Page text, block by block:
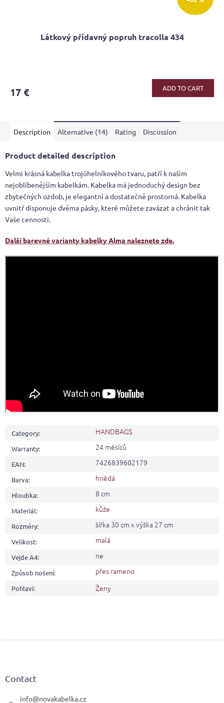
Látkový přídavný popruh tracolla 434
17 € ADD TO CART
Description Alternative (14) Rating Discussion
Product detailed description
Velmi krásná kabelka trojúhelníkového tvaru, patří k našim
nejoblíbenějším kabelkám. Kabelka má jednoduchý design bez
zbytečných ozdob, je elegantní a dostatečně prostorná. Kabelka
uvnitř disponuje dvěma pásky, které můžete zavázat a chránit tak
Vaše cennosti.
Další barevné varianty kabelky Alma naleznete zde.
Category: HANDBAGS
Warranty: 24 měsíců
EAN: 7426839602179
Barva: hnědá
Hloubka: 8 cm
Materiál: kůže
Rozměry: šířka 30 cm x výška 27 cm
Velikost: malá
Vejde A4: ne
Způsob nošení: přes rameno
Pohlaví: Ženy
Contact
info@novakabelka.cz